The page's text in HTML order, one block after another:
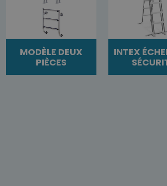
MODÈLE DEUX
PIÈCES
INTEX